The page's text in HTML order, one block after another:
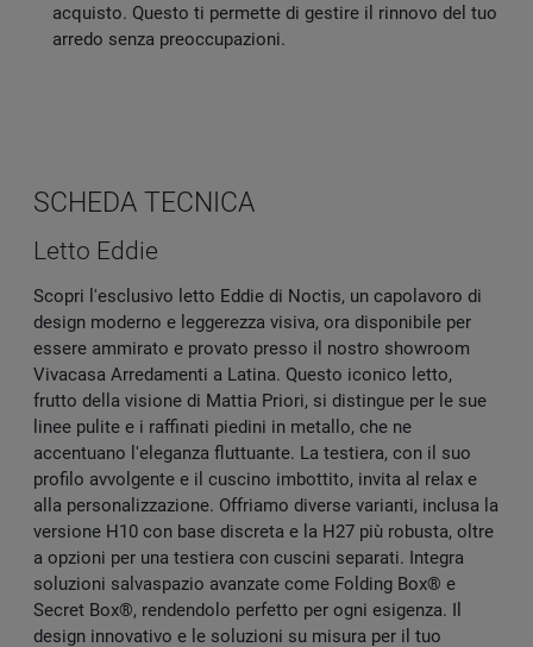
acquisto. Questo ti permette di gestire il rinnovo del tuo
arredo senza preoccupazioni.
SCHEDA TECNICA
Letto Eddie
Scopri l'esclusivo letto Eddie di Noctis, un capolavoro di
design moderno e leggerezza visiva, ora disponibile per
essere ammirato e provato presso il nostro showroom
Vivacasa Arredamenti a Latina. Questo iconico letto,
frutto della visione di Mattia Priori, si distingue per le sue
linee pulite e i raffinati piedini in metallo, che ne
accentuano l'eleganza fluttuante. La testiera, con il suo
profilo avvolgente e il cuscino imbottito, invita al relax e
alla personalizzazione. Offriamo diverse varianti, inclusa la
versione H10 con base discreta e la H27 più robusta, oltre
a opzioni per una testiera con cuscini separati. Integra
soluzioni salvaspazio avanzate come Folding Box® e
Secret Box®, rendendolo perfetto per ogni esigenza. Il
design innovativo e le soluzioni su misura per il tuo